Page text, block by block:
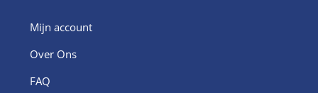
Mijn account
Over Ons
FAQ